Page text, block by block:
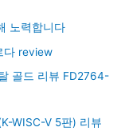
노력합니다
다 review
골드 리뷰 FD2764-
WISC-V 5판) 리뷰